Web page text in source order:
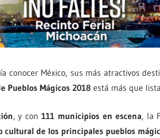
conocer México, sus más atractivos
Pueblos Mágicos 2018está más que
, y con111 municipios en escena, la
cultural de los principales pueblos